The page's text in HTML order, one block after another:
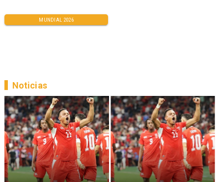
MUNDIAL 2026
Noticias